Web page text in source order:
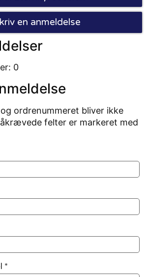
en anmeldelse
0
ordrenummeret bliver ikke
felter er markeret med
*